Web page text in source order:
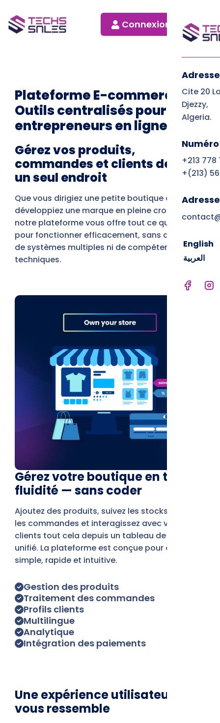
Connexion
Cite 20
Djezzy,
Algeria.
+213
+(213)
English
العربية
Plateforme E-commerce :
Outils centralisés pour les
entrepreneurs en ligne
Gérez vos produits,
commandes et clients depuis
un seul endroit
Que vous dirigiez une petite boutique ou
développiez une marque en pleine croissance,
notre plateforme vous offre tout ce qu’il faut
pour fonctionner efficacement, sans dépendre
de systèmes multiples ni de compétences
techniques.
Gérez votre boutique en toute
fluidité — sans coder
Ajoutez des produits, suivez les stocks, traitez
les commandes et interagissez avec vos
clients tout cela depuis un tableau de bord
unifié. La plateforme est conçue pour être
simple, rapide et intuitive.
Gestion des produits
Traitement des commandes
Profils clients
Multilingue
Analytique
Intégration des paiements
Une expérience utilisateur qui
vous ressemble